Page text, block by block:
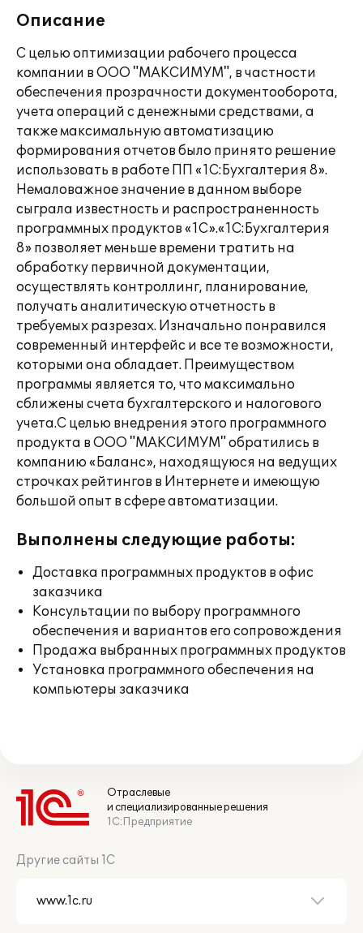
Описание
С целью оптимизации рабочего процесса
компании в ООО "МАКСИМУМ", в частности
обеспечения прозрачности документооборота,
учета операций с денежными средствами, а
также максимальную автоматизацию
формирования отчетов было принято решение
использовать в работе ПП «1С:Бухгалтерия 8».
Немаловажное значение в данном выборе
сыграла известность и распространенность
программных продуктов «1С».«1С:Бухгалтерия
8» позволяет меньше времени тратить на
обработку первичной документации,
осуществлять контроллинг, планирование,
получать аналитическую отчетность в
требуемых разрезах. Изначально понравился
современный интерфейс и все те возможности,
которыми она обладает. Преимуществом
программы является то, что максимально
сближены счета бухгалтерского и налогового
учета.С целью внедрения этого программного
продукта в ООО "МАКСИМУМ" обратились в
компанию «Баланс», находящуюся на ведущих
строчках рейтингов в Интернете и имеющую
большой опыт в сфере автоматизации.
Выполнены следующие работы:
Доставка программных продуктов в офис
заказчика
Консультации по выбору программного
обеспечения и вариантов его сопровождения
Продажа выбранных программных продуктов
Установка программного обеспечения на
компьютеры заказчика
Отраслевые
и специализированные решения
1С:Предприятие
Другие сайты 1С